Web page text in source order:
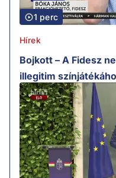
1 perc
Hírek
Bojkott – A Fidesz
illegitim